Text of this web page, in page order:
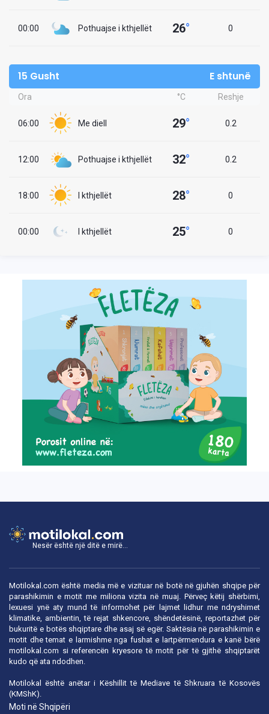
00:00 Pothuajse i kthjellët 26° 0
15 Gusht E shtunë
Ora °C Reshje
06:00 Me diell 29° 0.2
12:00 Pothuajse i kthjellët 32° 0.2
18:00 I kthjellët 28° 0
00:00 I kthjellët 25° 0
Nesër është një ditë e mirë...
Motilokal.com është media më e vizituar në botë në gjuhën shqipe për
parashikimin e motit me miliona vizita në muaj. Përveç këtij shërbimi,
lexuesi ynë aty mund të informohet për lajmet lidhur me ndryshimet
klimatike, ambientin, të rejat shkencore, shëndetësinë, reportazhet për
bukuritë e botës shqiptare dhe asaj së egër. Saktësia në parashikimin e
motit dhe temat e larmishme nga fushat e lartpërmendura e kanë bërë
motilokal.com si referencën kryesore të motit për të gjithë shqiptarët
kudo që ata ndodhen.
Motilokal është anëtar i Këshillit të Mediave të Shkruara të Kosovës
(KMShK).
Moti në Shqipëri